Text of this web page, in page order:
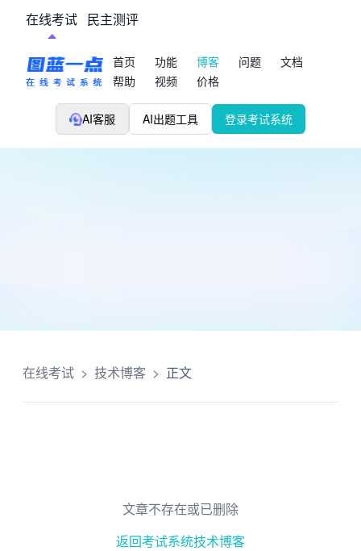
在线考试 民主测评
首页 功能 博客 问题
文档
帮助
视频 价格
AI客服 AI出题工具 登录考试系统
在线考试 > 技术博客 > 正文
文章不存在或已删除
返回考试系统技术博客